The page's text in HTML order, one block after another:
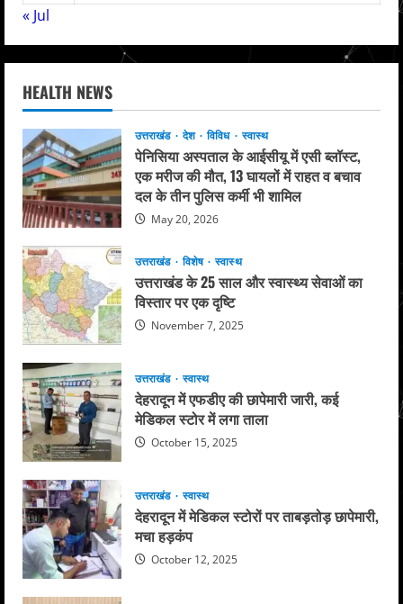
« Jul
HEALTH NEWS
उत्तराखंड देश विविध स्वास्थ
पेनिसिया अस्पताल के आईसीयू में एसी ब्लॉस्ट,
एक मरीज की मौत, 13 घायलों में राहत व बचाव
दल के तीन पुलिस कर्मी भी शामिल
May 20, 2026
उत्तराखंड विशेष स्वास्थ
उत्तराखंड के 25 साल और स्वास्थ्य सेवाओं का
विस्तार पर एक दृष्टि
November 7, 2025
उत्तराखंड स्वास्थ
देहरादून में एफडीए की छापेमारी जारी, कई
मेडिकल स्टोर में लगा ताला
October 15, 2025
उत्तराखंड स्वास्थ
देहरादून में मेडिकल स्टोरों पर ताबड़तोड़ छापेमारी,
मचा हड़कंप
October 12, 2025